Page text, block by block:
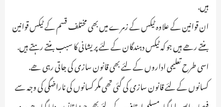
ہیں.
ان قوانین کے علاوہ ٹیکس کے زمرے میں بھی مختلف قسم کے ٹیکس قوانین
بنتے رھے ہیں جو کہ ٹیکس دہندگان کے لئے پریشانی کا سبب بنتے رہتے ہیں.
اسی طرح تعلیمی اداروں کے لئے بھی قانون سازی کی جاتی رہی ھے.
کسانوں کے لئے قانون سازی کی گئی تھی مگر کسانوں کی ناراضگی کی وجہ سے